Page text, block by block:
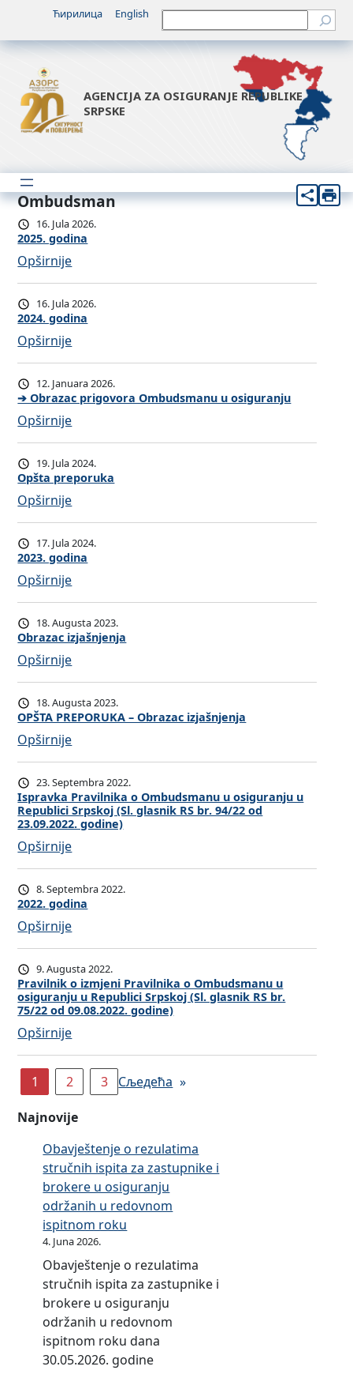
Ћирилица English Претрага
AGENCIJA ZA OSIGURANJE REPUBLIKE
SRPSKE
Ombudsman
16. Jula 2026.
2025. godina
Opširnije:
2
0
2
o
i
a
16. Jula 2026.
2024. godina
Opširnije:
2
0
2
o
i
a
12. Januara 2026.
➔ Obrazac prigovora Ombudsmanu u osiguranju
Opširnije:
➔
O
b
a
p
i
g
o
v
o
r
a
O
m
b
u
s
m
a
n
u
u
o
s
i
r
a
j
u
19. Jula 2024.
Opšta preporuka
Opširnije:
O
p
š
r
p
r
u
k
a
17. Jula 2024.
2023. godina
Opširnije:
2
0
2
o
i
a
18. Augusta 2023.
Obrazac izjašnjenja
Opširnije:
O
b
r
c
i
z
j
a
š
n
j
n
j
a
18. Augusta 2023.
OPŠTA PREPORUKA – Obrazac izjašnjenja
Opširnije:
O
P
Š
T
A
P
R
E
P
O
R
U
K
A
O
b
r
a
z
c
i
z
j
a
š
n
j
e
n
j
a
23. Septembra 2022.
Ispravka Pravilnika o Ombudsmanu u osiguranju u
Republici Srpskoj (Sl. glasnik RS br. 94/22 od
23.09.2022. godine)
Opširnije:
I
s
p
k
a
P
r
a
v
i
l
i
k
a
o
O
m
b
u
d
s
m
a
8. Septembra 2022.
2022. godina
Opširnije:
2
0
2
2
.
g
o
d
i
n
9. Augusta 2022.
Pravilnik o izmjeni Pravilnika o Ombudsmanu u
osiguranju u Republici Srpskoj (Sl. glasnik RS br.
75/22 od 09.08.2022. godine)
Opširnije:
P
r
a
i
l
n
i
k
o
i
z
m
j
e
n
i
1 2 3 Сљедећа »
Najnovije
Obavještenje o rezulatima
stručnih ispita za zastupnike i
brokere u osiguranju
održanih u redovnom
ispitnom roku
4. Juna 2026.
Obavještenje o rezulatima
stručnih ispita za zastupnike i
brokere u osiguranju
održanih u redovnom
ispitnom roku dana
30.05.2026. godine